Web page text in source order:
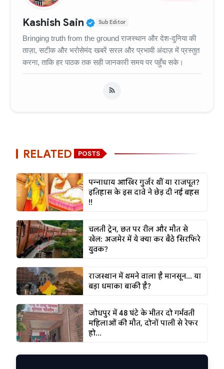
Kashish Sain Verified Public Figure •
Sub Editor
Bringing truth from the ground राजस्थान और देश-दुनिया की
ताज़ा, सटीक और भरोसेमंद खबरें सरल और प्रभावी अंदाज़ में प्रस्तुत
करना, ताकि हर पाठक तक सही जानकारी समय पर पहुँच सके।
RELATED POSTS
पन्नाधाय आखिर गुर्जर थीं या राजपूत?
इतिहास के इस दावे ने छेड़ दी नई बहस
!!
चलती ट्रेन, छत पर रील और मौत से
खेल: अजमेर में ये क्या कर बैठे सिरफिरे
युवक?
राजस्थान में थमने वाला है मानसून... या
बड़ा धमाका बाकी है?
जोधपुर में 48 घंटे के भीतर दो गर्भवती
महिलाओं की मौत, दोनों पाली से रेफर
हो...